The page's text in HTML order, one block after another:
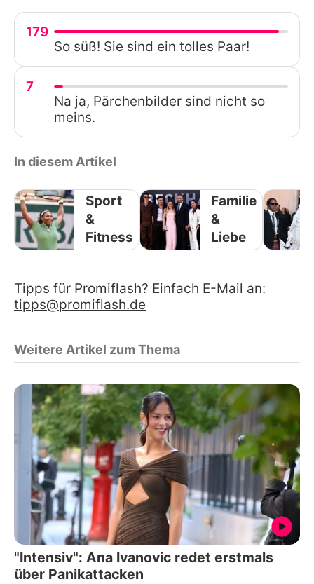
179
So süß! Sie sind ein tolles Paar!
7
Na ja, Pärchenbilder sind nicht so
meins.
In diesem Artikel
Sport
&
Fitness
Familie
&
Liebe
Tipps für Promiflash? Einfach E-Mail an:
tipps@promiflash.de
Weitere Artikel zum Thema
"Intensiv": Ana Ivanovic redet erstmals
über Panikattacken